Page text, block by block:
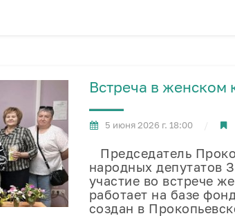
Встреча в женском
5 июня 2026 г. 18:00
Председатель
народных депутатов
участие во встрече
работает на базе
создан в